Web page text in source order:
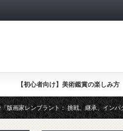
【初心者向け】美術鑑賞の楽しみ方
ブラント： 挑戦、継承、インパクト」を観